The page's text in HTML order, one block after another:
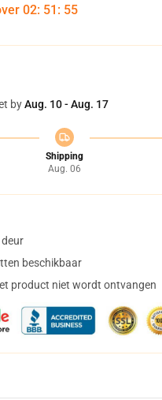
02: 51 : 54
byAug. 10 - Aug. 17
Shipping
Aug. 06
beschikbaar
product niet wordt ontvangen